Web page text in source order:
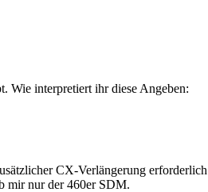
Wie interpretiert ihr diese Angeben:
CX-Verlängerung
mir nur der 460er SDM.